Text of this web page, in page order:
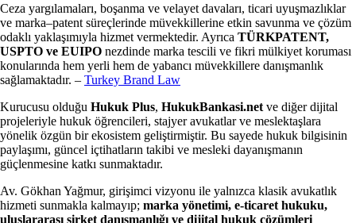
Ceza yargılamaları, boşanma ve velayet davaları, ticari uyuşmazlıklar
ve marka–patent süreçlerinde müvekkillerine etkin savunma ve çözüm
odaklı yaklaşımıyla hizmet vermektedir. Ayrıca TÜRKPATENT,
USPTO ve EUIPO nezdinde marka tescili ve fikri mülkiyet koruması
konularında hem yerli hem de yabancı müvekkillere danışmanlık
sağlamaktadır. – Turkey Brand Law
Kurucusu olduğu Hukuk Plus, HukukBankasi.net ve diğer dijital
projeleriyle hukuk öğrencileri, stajyer avukatlar ve meslektaşlara
yönelik özgün bir ekosistem geliştirmiştir. Bu sayede hukuk bilgisinin
paylaşımı, güncel içtihatların takibi ve mesleki dayanışmanın
güçlenmesine katkı sunmaktadır.
Av. Gökhan Yağmur, girişimci vizyonu ile yalnızca klasik avukatlık
hizmeti sunmakla kalmayıp; marka yönetimi, e-ticaret hukuku,
uluslararası şirket danışmanlığı ve dijital hukuk çözümleri